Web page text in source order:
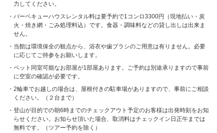
力してください。
バーベキューハウスレンタル料は要予約で1コンロ3300円（現地払い・炭
火・焼き網・ごみ処理料込）です。食器・調味料などの貸し出しは出来ま
せん。
当館は環境保全の観点から、浴衣や歯ブラシのご用意は有りません。必要
に応じてご持参をお願いします。
ペット同室可能なお部屋が1部屋あります。ご予約は別途承りますので事前
に空室の確認が必要です。
2輪車でお越しの場合は、屋根付きの駐車場がありますので、事前にご相談
ください。（２台まで）
登山が目的での朝6時までのチェックアウト予定のお客様は出発時刻をお知
らせください。お知らせ頂いた場合、取消料はチェックイン日正午までは
無料です。（ツアー予約を除く）